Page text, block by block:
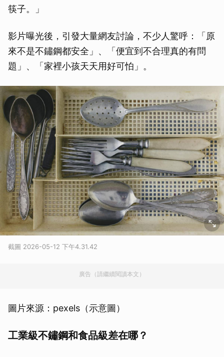
筷子。」
影片曝光後，引發大量網友討論，不少人驚呼：「原
來不是不鏽鋼都安全」、「便宜到不合理真的有問
題」、「家裡小孩天天用好可怕」。
截圖 2026-05-12 下午4.31.42
廣告（請繼續閱讀本文）
圖片來源：pexels（示意圖）
工業級不鏽鋼和食品級差在哪？